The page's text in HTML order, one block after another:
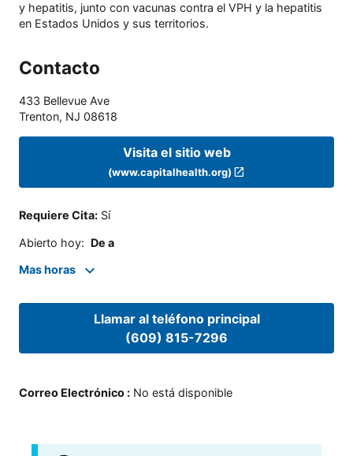
y hepatitis, junto con vacunas contra el VPH y la hepatitis
en Estados Unidos y sus territorios.
Contacto
433 Bellevue Ave
Trenton, NJ 08618
Visita el sitio web
(www.capitalhealth.org)
Requiere Cita: Sí
Abierto hoy: De a
Mas horas
Llamar al teléfono principal
(609) 815-7296
Correo Electrónico : No está disponible